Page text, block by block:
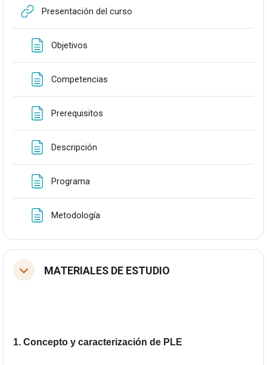
Presentación del curso
Objetivos
Competencias
Prerequisitos
Descripción
Programa
Metodología
TolestuMATERIALES DE ESTUDIO
1. Concepto y caracterización de PLE